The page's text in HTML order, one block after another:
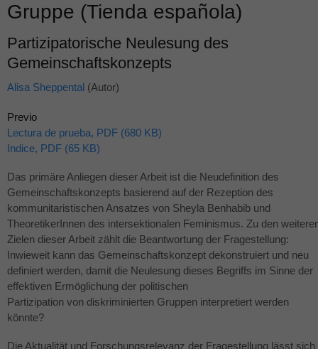
Gruppe (Tienda española)
Partizipatorische Neulesung des
Gemeinschaftskonzepts
Alisa Sheppental (Autor)
Previo
Lectura de prueba, PDF (680 KB)
Indice, PDF (65 KB)
Das primäre Anliegen dieser Arbeit ist die Neudefinition des
Gemeinschaftskonzepts basierend auf der Rezeption des
kommunitaristischen Ansatzes von Sheyla Benhabib und
TheoretikerInnen des intersektionalen Feminismus. Zu den
Zielen dieser Arbeit zählt die Beantwortung der Fragestellung:
Inwieweit kann das Gemeinschaftskonzept dekonstruiert und neu
definiert werden, damit die Neulesung dieses Begriffs im Sinne der
effektiven Ermöglichung der politischen
Partizipation von diskriminierten Gruppen interpretiert werden
könnte?
Die Aktualität und Forschungsrelevanz der Fragestellung lässt sich